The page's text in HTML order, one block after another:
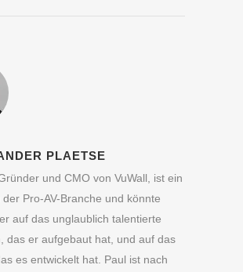
PLAETSE
und CMO von VuWall, ist ein
der Pro-AV-Branche und könnte
auf das unglaublich talentierte
das er aufgebaut hat, und auf das
es entwickelt hat. Paul ist nach